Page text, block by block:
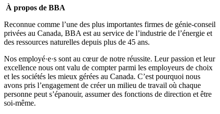
À propos de BBA
Reconnue comme l’une des plus importantes firmes de génie-conseil
privées au Canada, BBA est au service de l’industrie de l’énergie et
des ressources naturelles depuis plus de 45 ans.
Nos employé·e·s sont au cœur de notre réussite. Leur passion et leur
excellence nous ont valu de compter parmi les employeurs de choix
et les sociétés les mieux gérées au Canada. C’est pourquoi nous
avons pris l’engagement de créer un milieu de travail où chaque
personne peut s’épanouir, assumer des fonctions de direction et être
soi-même.